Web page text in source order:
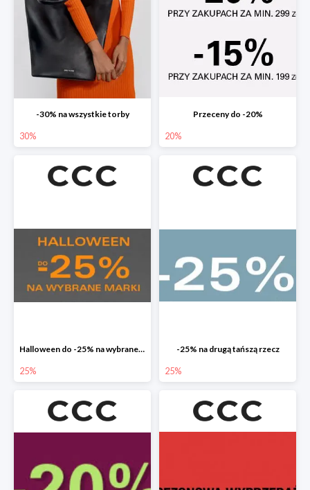
-30% na wszystkie torby
30%
Przeceny do -20%
20%
Halloween do -25% na wybrane marki
25%
-25% na drugą tańszą rzecz
25%